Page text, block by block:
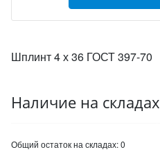
Шплинт 4 х 36 ГОСТ 397-70
Наличие на складах
Общий остаток на складах:0